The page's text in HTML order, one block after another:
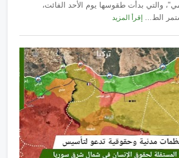
والتي بدأت طقوسها يوم الأحد الفائت،
الط...
إقرأ المزيد